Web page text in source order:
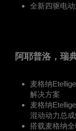
全新四驱电
阿耶普洛，瑞
麦格纳
解决方案
麦格纳
混动动力总
搭载麦格纳